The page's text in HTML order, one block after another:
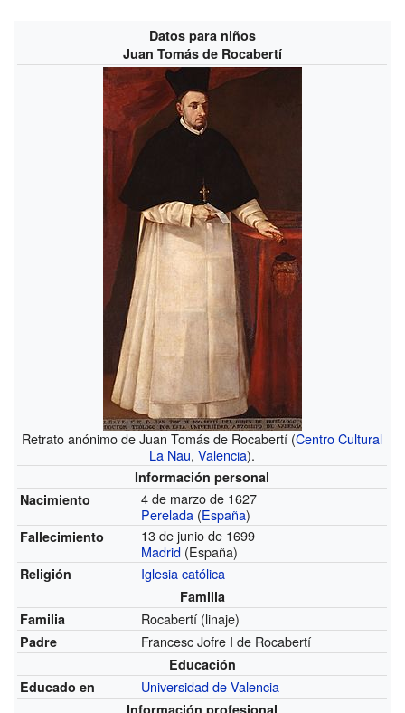
Datos para niños
Juan Tomás de Rocabertí
Retrato anónimo de Juan Tomás de Rocabertí (Centro Cultural
La Nau,Valencia).
Información personal
Nacimiento
4 de marzo de 1627
Perelada (España)
Fallecimiento
13 de junio de 1699
Madrid (España)
Religión Iglesia católica
Familia
Familia
Rocabertí (linaje)
Padre Francesc Jofre I de Rocabertí
Educación
Educado en
Universidad de Valencia
Información profesional